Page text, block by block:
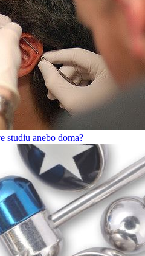
studiu anebo doma?